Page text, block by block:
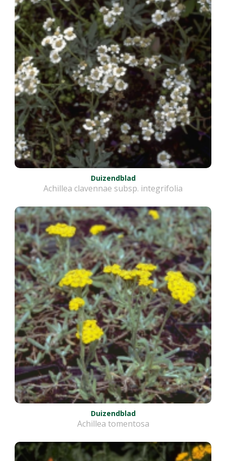
Duizendblad
Achillea clavennae subsp. integrifolia
Duizendblad
Achillea tomentosa